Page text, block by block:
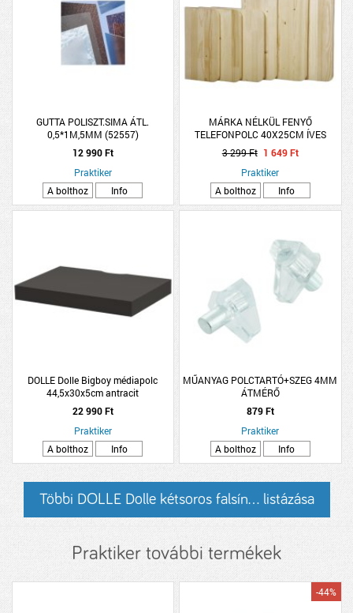
GUTTA POLISZT.SIMA ÁTL.
0,5*1M,5MM (52557)
12 990 Ft
Praktiker
A bolthoz
Info
MÁRKA NÉLKÜL FENYŐ
TELEFONPOLC 40X25CM ÍVES
3 299 Ft 1 649 Ft
Praktiker
A bolthoz
Info
DOLLE Dolle Bigboy médiapolc
44,5x30x5cm antracit
22 990 Ft
Praktiker
A bolthoz
Info
MŰANYAG POLCTARTÓ+SZEG 4MM
ÁTMÉRŐ
879 Ft
Praktiker
A bolthoz
Info
Többi DOLLE Dolle kétsoros falsín... listázása
Praktiker további termékek
-44%